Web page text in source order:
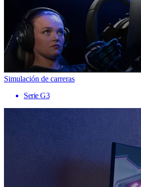
Simulación de carreras
Serie G3